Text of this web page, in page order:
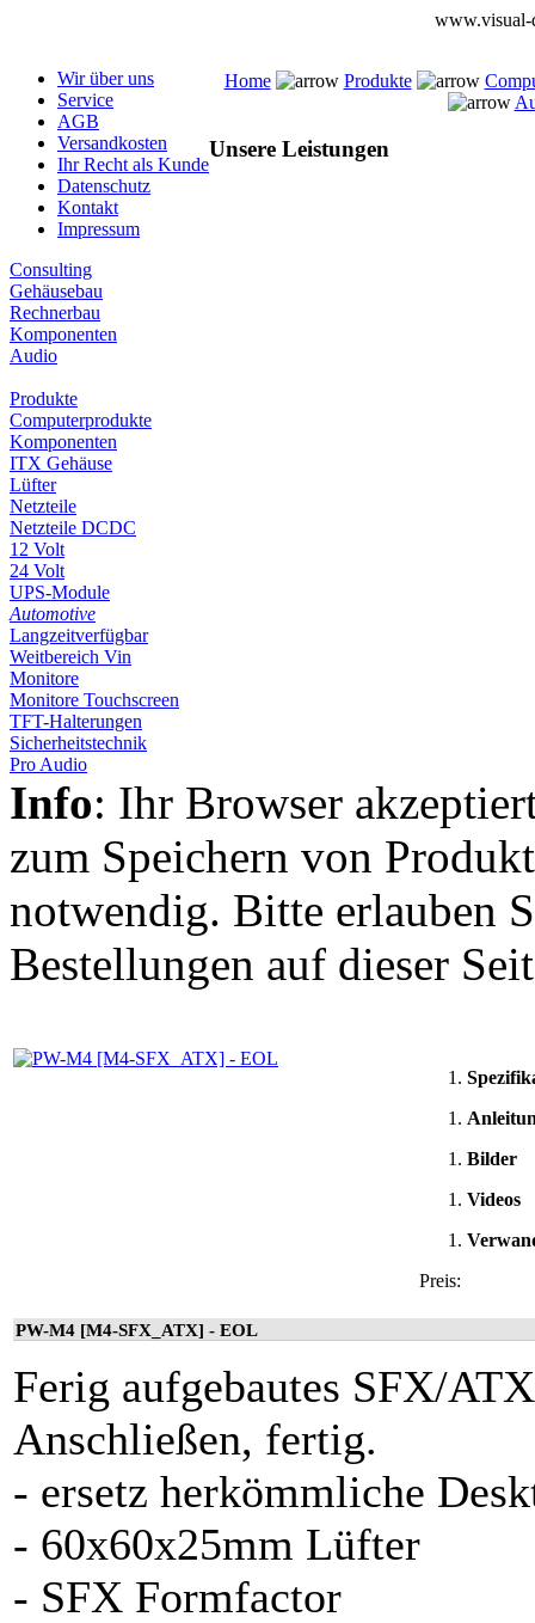
www.visual-
Wir über uns
Service
AGB
Versandkosten
Ihr Recht als Kunde
Datenschutz
Kontakt
Impressum
Home Produkte
Unsere Leistungen
Consulting
Gehäusebau
Rechnerbau
Komponenten
Audio
Produkte
Computerprodukte
Komponenten
ITX Gehäuse
Lüfter
Netzteile
Netzteile DCDC
12 Volt
24 Volt
UPS-Module
Automotive
Langzeitverfügbar
Weitbereich Vin
Monitore
Monitore Touchscreen
TFT-Halterungen
Sicherheitstechnik
Pro Audio
Info: Ihr Browser
zum Speichern von
notwendig. Bitte erlauben
Bestellungen auf dieser
Bilder
Videos
Preis:
PW-M4 [M4-SFX_ATX] - EOL
Ferig aufgebautes SFX/
Anschließen, fertig.
- ersetz herkömmliche
- 60x60x25mm Lüfter
- SFX Formfactor